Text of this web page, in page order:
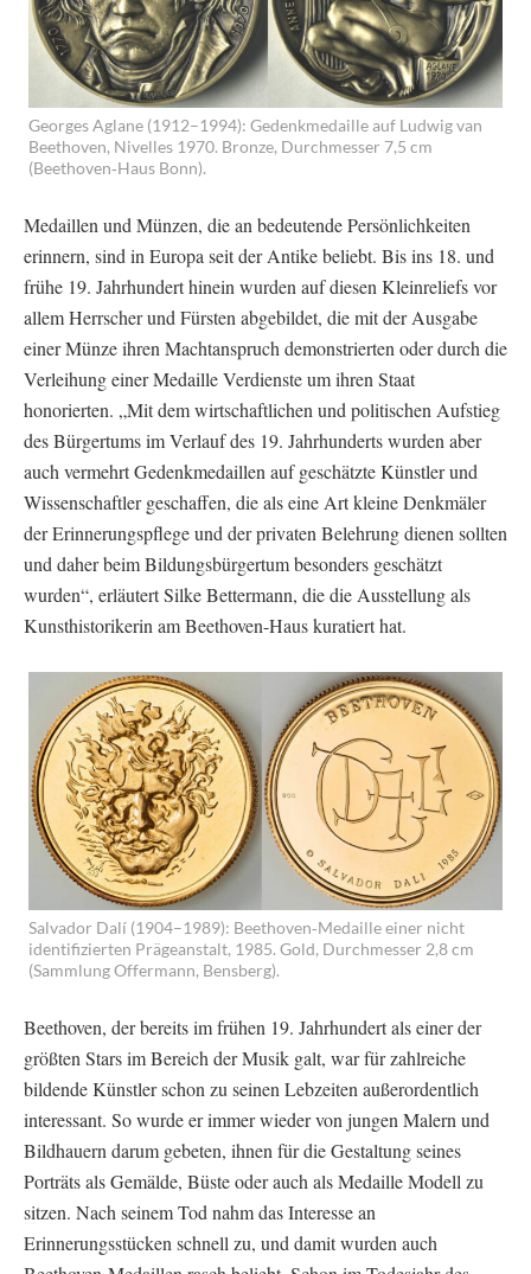
Georges Aglane (1912–1994): Gedenkmedaille auf Ludwig van
Beethoven, Nivelles 1970. Bronze, Durchmesser 7,5 cm
(Beethoven‐Haus Bonn).
Medaillen und Münzen, die an bedeutende Persönlichkeiten
erinnern, sind in Europa seit der Antike beliebt. Bis ins 18. und
frühe 19. Jahrhundert hinein wurden auf diesen Kleinreliefs vor
allem Herrscher und Fürsten abgebildet, die mit der Ausgabe
einer Münze ihren Machtanspruch demonstrierten oder durch die
Verleihung einer Medaille Verdienste um ihren Staat
honorierten. „Mit dem wirtschaftlichen und politischen Aufstieg
des Bürgertums im Verlauf des 19. Jahrhunderts wurden aber
auch vermehrt Gedenkmedaillen auf geschätzte Künstler und
Wissenschaftler geschaffen, die als eine Art kleine Denkmäler
der Erinnerungspflege und der privaten Belehrung dienen sollten
und daher beim Bildungsbürgertum besonders geschätzt
wurden“, erläutert Silke Bettermann, die die Ausstellung als
Kunsthistorikerin am Beethoven-Haus kuratiert hat.
Salvador Dalí (1904–1989): Beethoven‐Medaille einer nicht
identifizierten Prägeanstalt, 1985. Gold, Durchmesser 2,8 cm
(Sammlung Offermann, Bensberg).
Beethoven, der bereits im frühen 19. Jahrhundert als einer der
größten Stars im Bereich der Musik galt, war für zahlreiche
bildende Künstler schon zu seinen Lebzeiten außerordentlich
interessant. So wurde er immer wieder von jungen Malern und
Bildhauern darum gebeten, ihnen für die Gestaltung seines
Porträts als Gemälde, Büste oder auch als Medaille Modell zu
sitzen. Nach seinem Tod nahm das Interesse an
Erinnerungsstücken schnell zu, und damit wurden auch